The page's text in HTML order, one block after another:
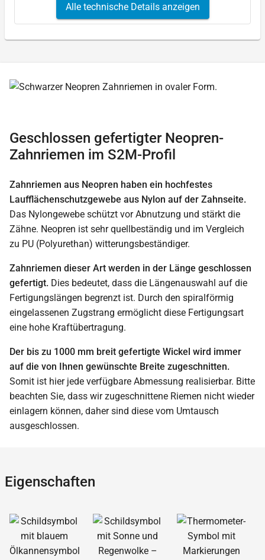
Alle technische Details anzeigen
Geschlossen gefertigter Neopren-
Zahnriemen im S2M-Profil
Zahnriemen aus Neopren haben ein hochfestes
Laufflächenschutzgewebe aus Nylon auf der Zahnseite.
Das Nylongewebe schützt vor Abnutzung und stärkt die
Zähne. Neopren ist sehr quellbeständig und im Vergleich
zu PU (Polyurethan) witterungsbeständiger.
Zahnriemen dieser Art werden in der Länge geschlossen
gefertigt. Dies bedeutet, dass die Längenauswahl auf die
Fertigungslängen begrenzt ist. Durch den spiralförmig
eingelassenen Zugstrang ermöglicht diese Fertigungsart
eine hohe Kraftübertragung.
Der bis zu 1000 mm breit gefertigte Wickel wird immer
auf die von Ihnen gewünschte Breite zugeschnitten.
Somit ist hier jede verfügbare Abmessung realisierbar. Bitte
beachten Sie, dass wir zugeschnittene Riemen nicht wieder
einlagern können, daher sind diese vom Umtausch
ausgeschlossen.
Eigenschaften